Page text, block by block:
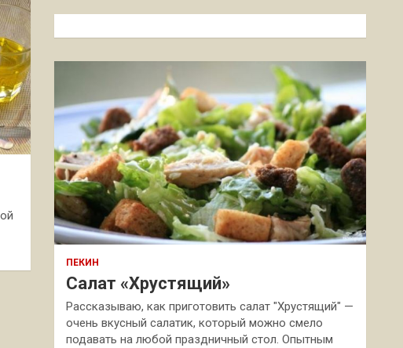
к
ПЕКИН
Салат «Хрустящий»
Рассказываю, как приготовить салат "Хрустящий" —
очень вкусный салатик, который можно смело
подавать на любой праздничный стол. Опытным